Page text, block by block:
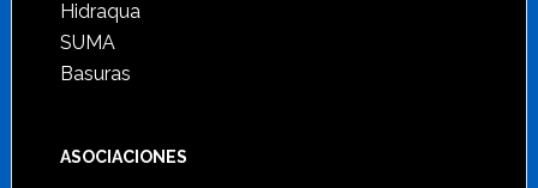
Hidraqua
SUMA
Basuras
ASOCIACIONES